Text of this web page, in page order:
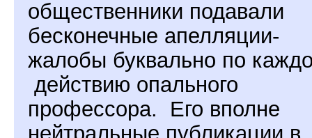
общественники подавали
бесконечные апелляции-
жалобы буквально по
действию опального
профессора.
Его вполне
нейтральные публикации в